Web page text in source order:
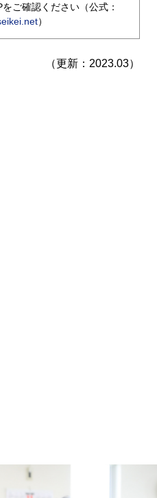
ご確認ください（公式：
）
（更新：2023.03）